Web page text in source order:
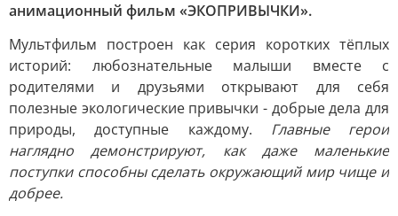
анимационный фильм «ЭКОПРИВЫЧКИ».
Мультфильм построен как серия коротких тёплых
историй: любознательные малыши вместе с
родителями и друзьями открывают для себя
полезные экологические привычки - добрые дела для
природы, доступные каждому. Главные герои
наглядно демонстрируют, как даже маленькие
поступки способны сделать окружающий мир чище и
добрее.